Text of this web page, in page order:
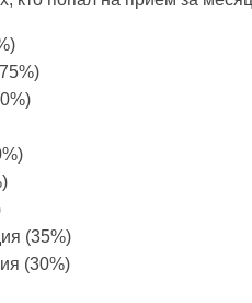
(35%)
(30%)